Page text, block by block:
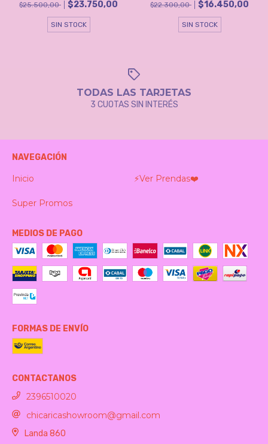
$25.500,00 $23.750,00
SIN STOCK
$22.300,00 $16.450,00
SIN STOCK
TODAS LAS TARJETAS
3 CUOTAS SIN INTERÉS
NAVEGACIÓN
Inicio ⚡️Ver Prendas❤️‍
Super Promos
MEDIOS DE PAGO
FORMAS DE ENVÍO
CONTACTANOS
2396510020
chicaricashowroom@gmail.com
Landa 860